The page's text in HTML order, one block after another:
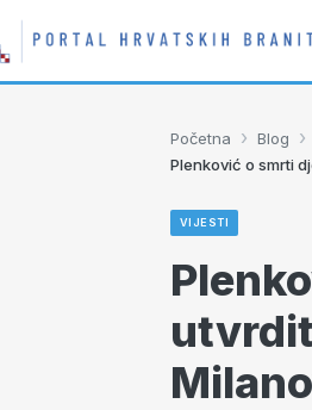
Početna › Blog ›
Plenković o smrti
VIJESTI